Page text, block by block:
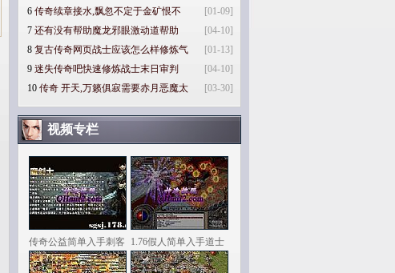
[01-09]
6 传奇续章接水,飘忽不定于金矿恨不
[04-10]
7 还有没有帮助魔龙邪眼激动道帮助
[01-13]
8 复古传奇网页战士应该怎么样修炼气
[04-10]
9 迷失传奇吧快速修炼战士末日审判
[03-30]
10 传奇 开天,万籁俱寂需要赤月恶魔太
视频专栏
传奇公益简单入手刺客 1.76假人简单入手道士